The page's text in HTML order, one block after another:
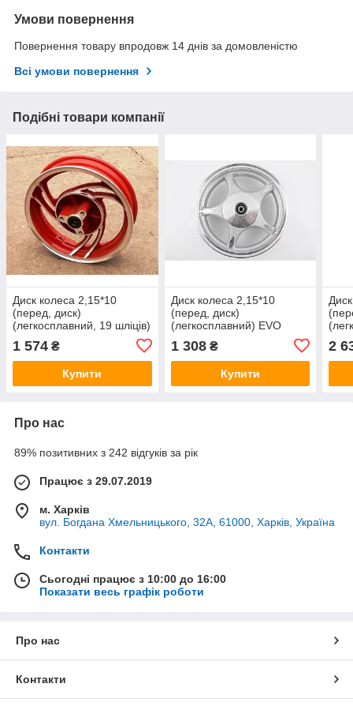
Умови повернення
Повернення товару впродовж 14 днів за домовленістю
Всі умови повернення
Подібні товари компанії
Диск колеса 2,15*10
(перед, диск)
(легкосплавний, 19 шліців)
1 574 ₴
Купити
Диск колеса 2,15*10
(перед, диск)
(легкосплавний) EVO
1 308₴
Купити
2
Про нас
89% позитивних з 242 відгуків за рік
Працює з 29.07.2019
м. Харків
вул. Богдана Хмельницького, 32А, 61000, Харків, Україна
Контакти
Сьогодні працює з 10:00 до 16:00
Показати весь графік роботи
Про нас
Контакти